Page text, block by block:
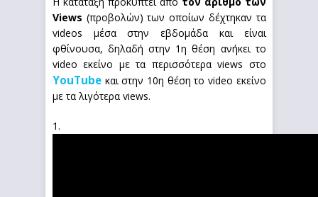
Views (προβολών) των οποίων δέχτηκαν τα
videos μέσα στην εβδομάδα και είναι
φθίνουσα, δηλαδή στην 1η θέση ανήκει το
video εκείνο με τα περισσότερα views στο
YouTube και στην 10η θέση το video εκείνο
με τα λιγότερα views.
1.